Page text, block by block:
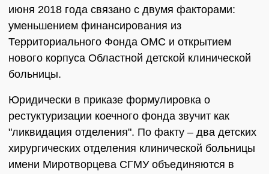
июня 2018 года связано с двумя факторами:
уменьшением финансирования из
Территориального Фонда ОМС и открытием
нового корпуса Областной детской клинической
больницы.
Юридически в приказе формулировка о
рестуктуризации коечного фонда звучит как
"ликвидация отделения". По факту – два детских
хирургических отделения клинической больницы
имени Миротворцева СГМУ объединяются в